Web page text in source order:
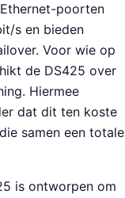
poorten
s en bieden
Voor wie op
de DS425 over
Hiermee
dat dit ten koste
samen een totale
is ontworpen om